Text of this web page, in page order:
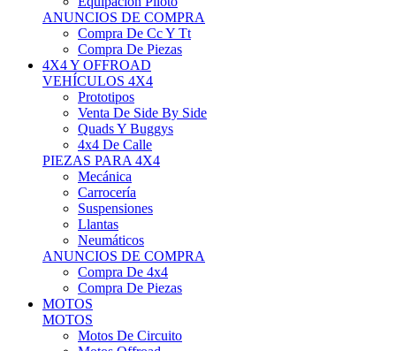
ANUNCIOS DE COMPRA
Compra De Cc Y Tt
Compra De Piezas
4X4 Y OFFROAD
VEHÍCULOS 4X4
Prototipos
Venta De Side By Side
Quads Y Buggys
4x4 De Calle
PIEZAS PARA 4X4
Mecánica
Carrocería
Suspensiones
Llantas
Neumáticos
ANUNCIOS DE COMPRA
Compra De 4x4
Compra De Piezas
MOTOS
MOTOS
Motos De Circuito